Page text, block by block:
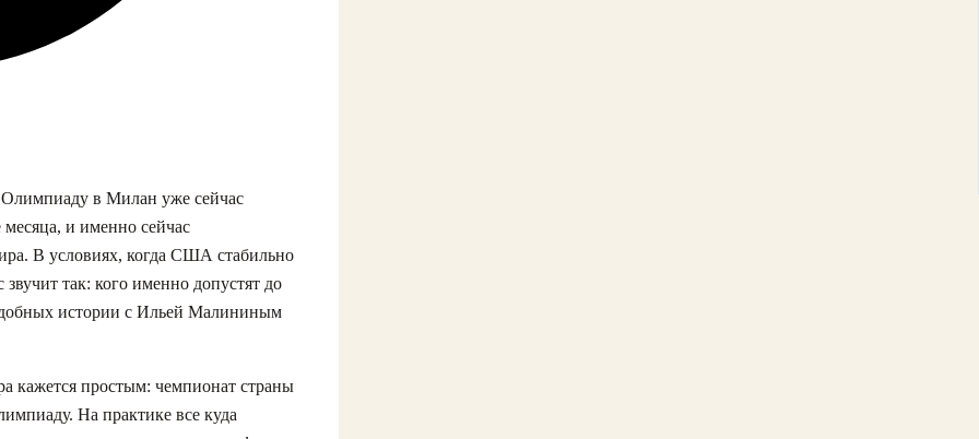
в Милан уже сейчас
месяца, и именно сейчас
В условиях, когда США стабильно
так: кого именно допустят до
истории с Ильей Малининым
кажется простым: чемпионат страны
На практике все куда